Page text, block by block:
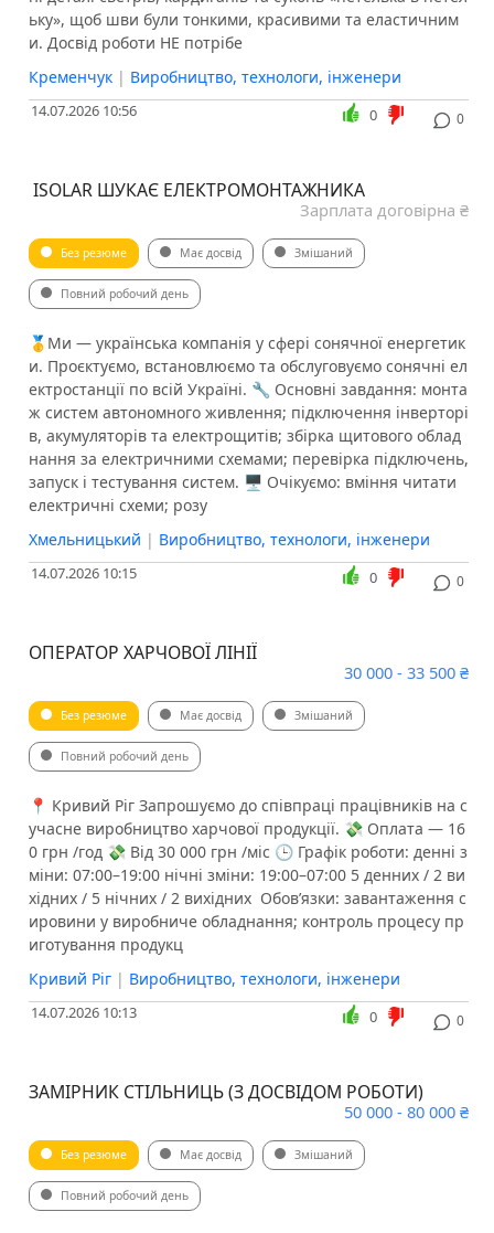
ьку», щоб шви були тонкими, красивими та еластичним
и. Досвід роботи НЕ потрібе
Кременчук | Виробництво, технологи, інженери
14.07.2026 10:56 0
0
️ ISOLAR ШУКАЄ ЕЛЕКТРОМОНТАЖНИКА
Зарплата договірна ₴
Без резюме Має досвід Змішаний
Повний робочий день
🥇Ми — українська компанія у сфері сонячної енергетик
и. Проєктуємо, встановлюємо та обслуговуємо сонячні ел
ектростанції по всій Україні. ️🔧 Основні завдання: монта
ж систем автономного живлення; підключення інверторі
в, акумуляторів та електрощитів; збірка щитового облад
нання за електричними схемами; перевірка підключень,
запуск і тестування систем. 🖥 Очікуємо: вміння читати
електричні схеми; розу
Хмельницький | Виробництво, технологи, інженери
14.07.2026 10:15 0
0
ОПЕРАТОР ХАРЧОВОЇ ЛІНІЇ
30 000 - 33 500 ₴
Без резюме Має досвід Змішаний
Повний робочий день
📍 Кривий Ріг Запрошуємо до співпраці працівників на с
учасне виробництво харчової продукції. 💸 Оплата — 16
0 грн /год 💸 Від 30 000 грн /міс 🕒 Графік роботи: денні з
міни: 07:00–19:00 нічні зміни: 19:00–07:00 5 денних / 2 ви
хідних / 5 нічних / 2 вихідних ️ Обов’язки: завантаження с
ировини у виробниче обладнання; контроль процесу пр
иготування продукц
Кривий Ріг | Виробництво, технологи, інженери
14.07.2026 10:13 0
0
ЗАМІРНИК СТІЛЬНИЦЬ (З ДОСВІДОМ РОБОТИ)
50 000 - 80 000 ₴
Без резюме Має досвід Змішаний
Повний робочий день